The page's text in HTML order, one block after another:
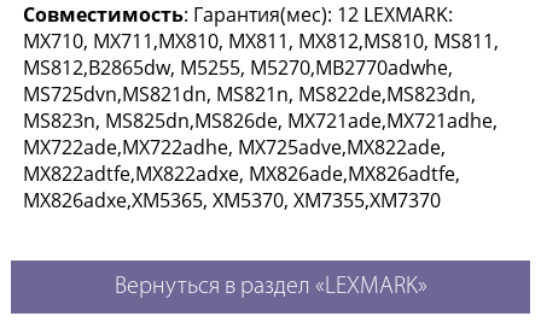
Совместимость: Гарантия(мес): 12 LEXMARK:
MX710, MX711,MX810, MX811, MX812,MS810, MS811,
MS812,B2865dw, M5255, M5270,MB2770adwhe,
MS725dvn,MS821dn, MS821n, MS822de,MS823dn,
MS823n, MS825dn,MS826de, MX721ade,MX721adhe,
MX722ade,MX722adhe, MX725adve,MX822ade,
MX822adtfe,MX822adxe, MX826ade,MX826adtfe,
MX826adxe,XM5365, XM5370, XM7355,XM7370
Вернуться в раздел «LEXMARK»